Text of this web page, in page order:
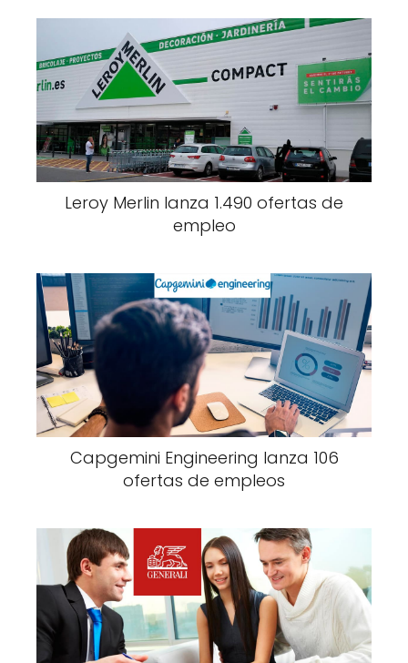
Leroy Merlin lanza 1.490 ofertas de
empleo
Capgemini Engineering lanza 106
ofertas de empleos